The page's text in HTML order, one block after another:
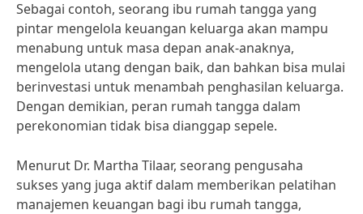
Sebagai contoh, seorang ibu rumah tangga yang
pintar mengelola keuangan keluarga akan mampu
menabung untuk masa depan anak-anaknya,
mengelola utang dengan baik, dan bahkan bisa mulai
berinvestasi untuk menambah penghasilan keluarga.
Dengan demikian, peran rumah tangga dalam
perekonomian tidak bisa dianggap sepele.
Menurut Dr. Martha Tilaar, seorang pengusaha
sukses yang juga aktif dalam memberikan pelatihan
manajemen keuangan bagi ibu rumah tangga,